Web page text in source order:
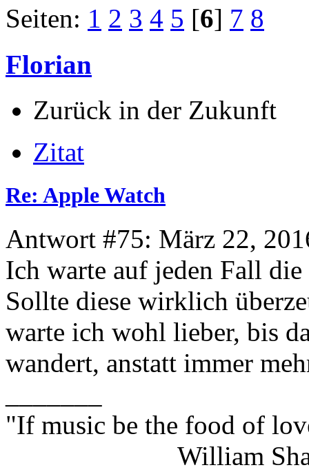
Seiten: 1 2 3 4 5 [6] 7 8
Florian
Zurück in der Zukunft
Zitat
Re: Apple Watch
Antwort #75: März 22,
Ich warte auf jeden Fall
Sollte diese wirklich
warte ich wohl lieber, bis
wandert, anstatt immer
"If music be the food of
William